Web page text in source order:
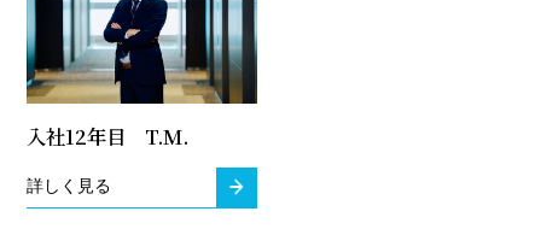
入社12年目 T.M.
詳しく見る